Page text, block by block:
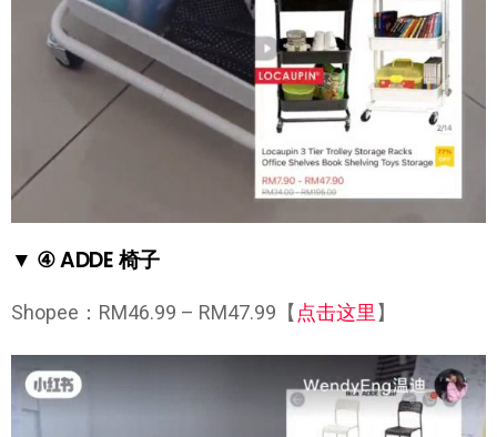
▼ ④ ADDE 椅子
Shopee：RM46.99 – RM47.99【 点击这里 】